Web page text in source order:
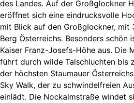
des Landes. Auf der Großglockner
eröffnet sich eine eindrucksvolle
mit Blick auf den Großglockner, mit
Berg Österreichs. Besonders schön
Kaiser Franz-Josefs-Höhe aus. Die
führt durch wilde Talschluchten bis
der höchsten Staumauer
Sky Walk, der zu schwindelfreien
einlädt. Die Nockalmstraße windet